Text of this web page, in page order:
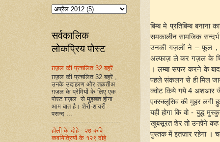
बिम्ब मे प्रतिबिम्ब
समकालीन सामजिक
उनकी गज़लों ने – फूल ,
अल्फाज़ ले कर गज़ल के चिर
। लम्बा सफर करने के
पहले संकलन से ही मिल
क्वोट किये गये 4 अशआर
एक्स्क्लूसिव की मुहर लगी
यही होगा कि वो - बुद्ध
खूबसूरत शेर तो उन्होंने
पुस्तक में इंतज़ार रहेगा
सर्वकालिक
लोकप्रिय पोस्ट
ग़ज़ल की प्रचलित 32 बहरें
ग़ज़ल की प्रचलित 32 बहरें ,
उनके उदाहरण और तक़तीअ
ग़ज़ल के प्रेमियों के लिए एक
पोस्ट ग़ज़ल से मुहब्बत होना
आम बात है। शेरो-शायरी
पसन्द ...
होली के दोहे - २७ कवि-
कवयित्रियों के १२९ दोहे